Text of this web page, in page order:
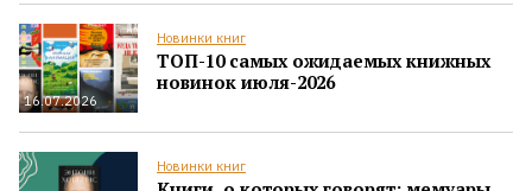
16.07.2026
Новинки книг
ТОП-10 самых ожидаемых книжных
новинок июля-2026
Новинки книг